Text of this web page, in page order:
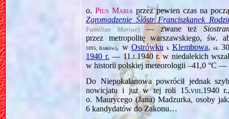
o.Pius Maria przez pewien czas na
Zgromadzenie Sióstr Franciszkanek
Familiae Mariae)— zwane też
przez metropolitę warszawskiego, św.
1895, Kraków), w Ostrówku k. Klembowa, ok.
1940 r. — 11.i.1940r. w niedalekich
w historii polskiej meteorologii –41,0 °C
Do Niepokalanowa powrócił jednak
nowicjatu i już w tej roli 15.viii.1940r.,
o. Maurycego (Jana) Madzurka, osoby
6 kandydatów do Zakonu…